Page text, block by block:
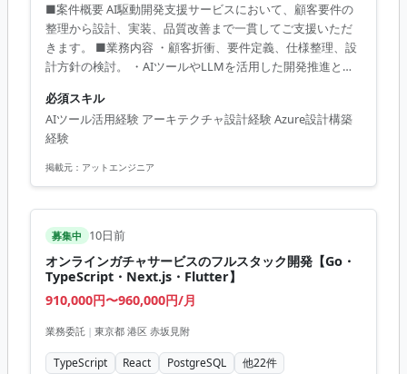
■案件概要 AI駆動開発支援サービスにおいて、顧客要件の
整理から設計、実装、品質改善まで一貫してご支援いただ
きます。 ■業務内容 ・顧客折衝、要件定義、仕様整理、設
計方針の検討。 ・AIツールやLLMを活用した開発推進とコ
設計。 ・インフラ構成検討および開発基盤の整備。 ■開発
環境 TypeScript, Go, Python, React, Next.js, Azure, AWS,
GCP, Docker, Terraform, PostgreSQL
必須スキル
AIツール活用経験 アーキテクチャ設計経験 Azure設計構築
経験
掲載元： アットエンジニア
募集中 10日前
オンラインガチャサービスのフルスタック開発【Go・
TypeScript・Next.js・Flutter】
910,000円〜960,000円/月
業務委託 | 東京都 港区 赤坂見附
TypeScript React PostgreSQL 他22件